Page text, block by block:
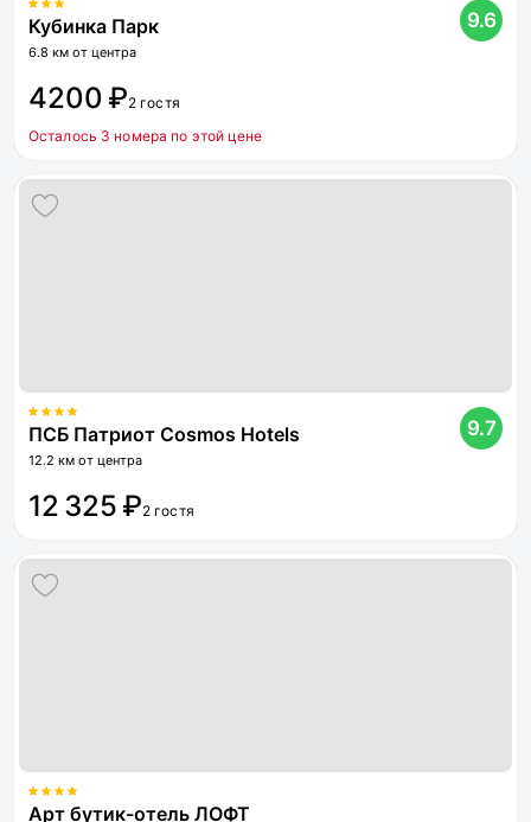
Кубинка Парк
6.8 км от центра
9.6
4200 ₽2 гостя
Осталось 3 номера по этой цене
ПСБ Патриот Cosmos Hotels
12.2 км от центра
9.7
12 325 ₽2 гостя
Арт бутик-отель ЛОФТ